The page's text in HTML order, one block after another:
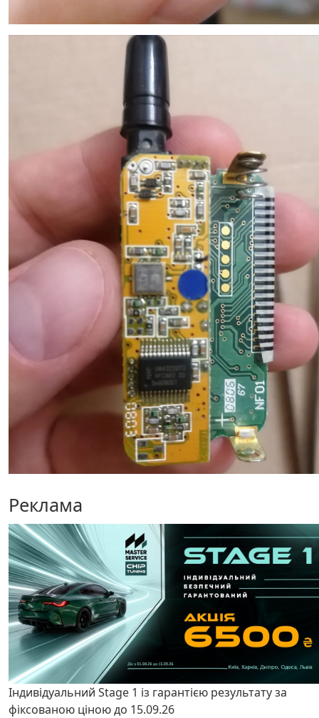
Реклама
Індивідуальний Stage 1 із гарантією результату за
фіксованою ціною до 15.09.26